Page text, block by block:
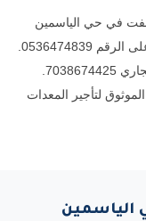
في حي الياسمين
لتأجير المعدات
الياسمين